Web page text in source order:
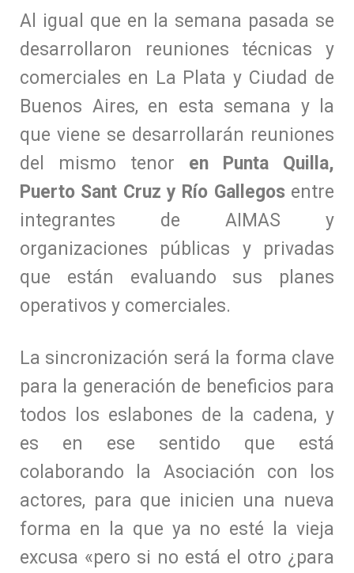
Al igual que en la semana pasada se
desarrollaron reuniones técnicas y
comerciales en La Plata y Ciudad de
Buenos Aires, en esta semana y la
que viene se desarrollarán reuniones
del mismo tenor en Punta Quilla,
Puerto Sant Cruz y Río Gallegos entre
integrantes de AIMAS y
organizaciones públicas y privadas
que están evaluando sus planes
operativos y comerciales.
La sincronización será la forma clave
para la generación de beneficios para
todos los eslabones de la cadena, y
es en ese sentido que está
colaborando la Asociación con los
actores, para que inicien una nueva
forma en la que ya no esté la vieja
excusa «pero si no está el otro ¿para